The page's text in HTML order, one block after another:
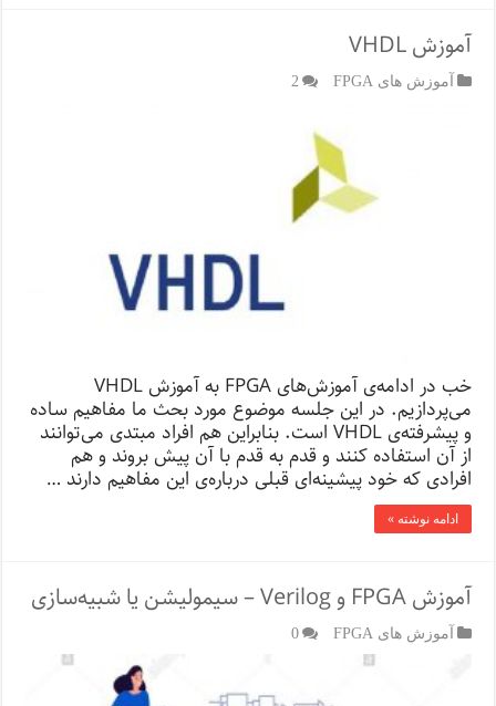
آموزش VHDL
آموزش های FPGA 2
خب در ادامه‌ی آموزش‌های FPGA به آموزش VHDL
می‌پردازیم. در این جلسه موضوع مورد بحث ما مفاهیم ساده
و پیشرفته‌ی VHDL است. بنابراین هم افراد مبتدی می‌توانند
از آن استفاده کنند و قدم به قدم با آن پیش بروند و هم
افرادی که خود پیشینه‌ای قبلی درباره‌ی این مفاهیم دارند …
ادامه نوشته »
آموزش FPGA و Verilog – سیمولیشن یا شبیه‌سازی
آموزش های FPGA 0